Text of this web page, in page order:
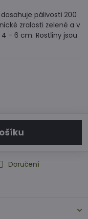
pálivosti 200
zralosti zelené a v
- 6 cm. Rostliny jsou
Doručení